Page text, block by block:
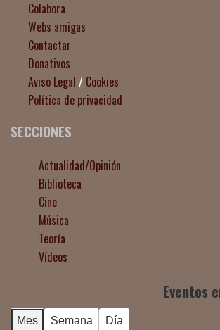
Colabora
Webs amigas
Contactar
Donativos
Aviso Legal / Cookies
Política de privacidad
SECCIONES
Actualidad/Opinión
Biblioteca
Cine
Música
Teoría
Vídeos
Eventos
Mes Semana Día